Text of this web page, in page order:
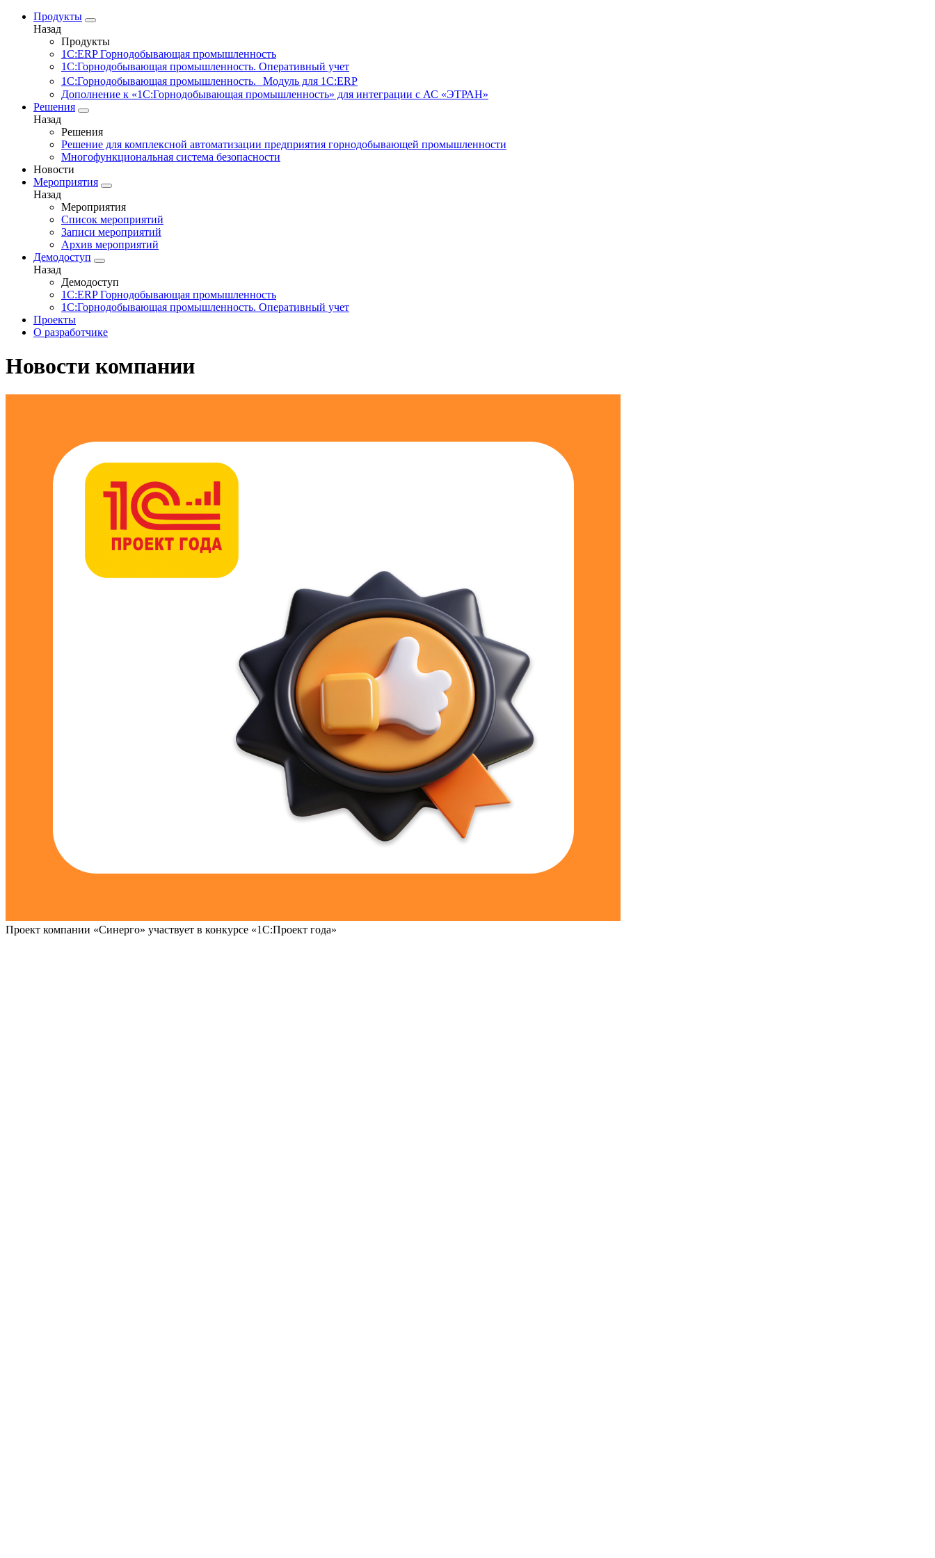
Продукты
Назад
Продукты
1С:ERP Горнодобывающая промышленность
1С:Горнодобывающая промышленность. Оперативный учет
1С:Горнодобывающая промышленность. Модуль для 1С:ERP
Дополнение к «1С:Горнодобывающая промышленность» для интеграции с АС «ЭТРАН»
Решения
Назад
Решения
Решение для комплексной автоматизации предприятия горнодобывающей промышленности
Многофункциональная система безопасности
Новости
Мероприятия
Назад
Мероприятия
Список мероприятий
Записи мероприятий
Архив мероприятий
Демодоступ
Назад
Демодоступ
1С:ERP Горнодобывающая промышленность
1С:Горнодобывающая промышленность. Оперативный учет
Проекты
О разработчике
Новости компании
Проект компании «Синерго» участвует в конкурсе «1С:Проект года»